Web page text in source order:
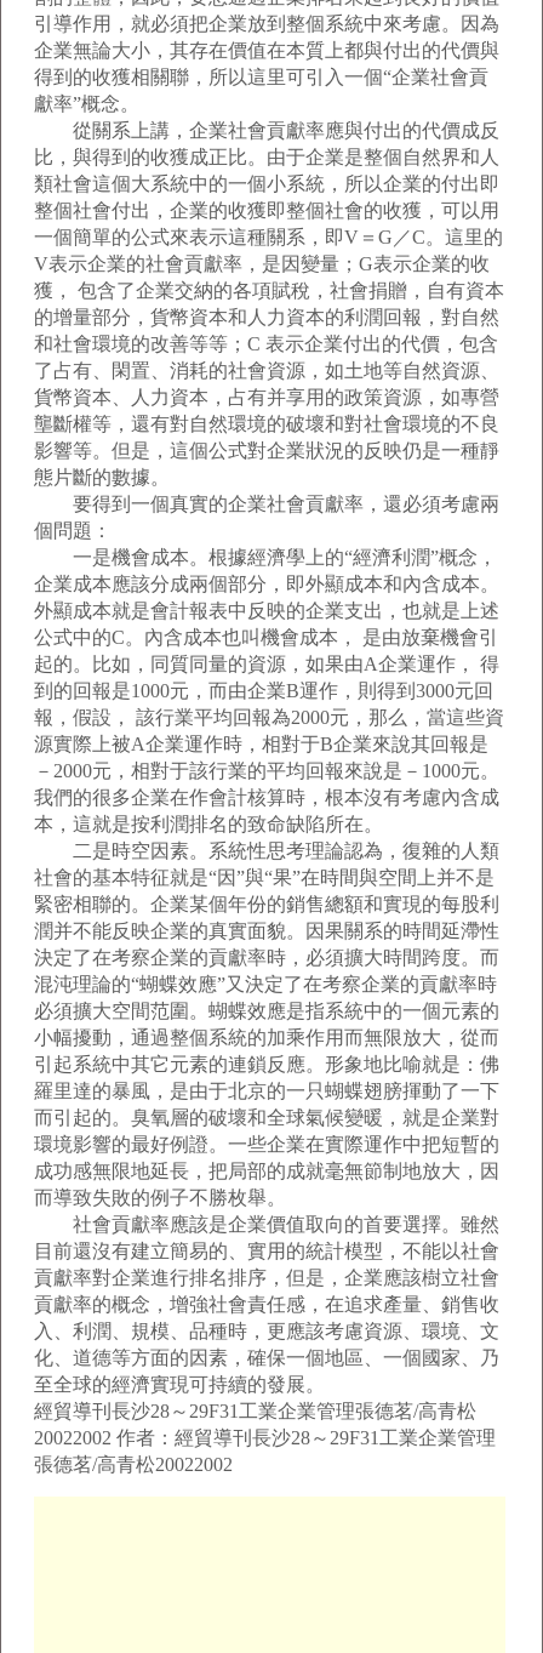
引導作用，就必須把企業放到整個系統中來考慮。因為
企業無論大小，其存在價值在本質上都與付出的代價與
得到的收獲相關聯，所以這里可引入一個“企業社會貢
獻率”概念。
從關系上講，企業社會貢獻率應與付出的代價成反
比，與得到的收獲成正比。由于企業是整個自然界和人
類社會這個大系統中的一個小系統，所以企業的付出即
整個社會付出，企業的收獲即整個社會的收獲，可以用
一個簡單的公式來表示這種關系，即V＝G／C。這里的
V表示企業的社會貢獻率，是因變量；G表示企業的收
獲， 包含了企業交納的各項賦稅，社會捐贈，自有資本
的增量部分，貨幣資本和人力資本的利潤回報，對自然
和社會環境的改善等等；C 表示企業付出的代價，包含
了占有、閑置、消耗的社會資源，如土地等自然資源、
貨幣資本、人力資本，占有并享用的政策資源，如專營
壟斷權等，還有對自然環境的破壞和對社會環境的不良
影響等。但是，這個公式對企業狀況的反映仍是一種靜
態片斷的數據。
要得到一個真實的企業社會貢獻率，還必須考慮兩
個問題：
一是機會成本。根據經濟學上的“經濟利潤”概念，
企業成本應該分成兩個部分，即外顯成本和內含成本。
外顯成本就是會計報表中反映的企業支出，也就是上述
公式中的C。內含成本也叫機會成本， 是由放棄機會引
起的。比如，同質同量的資源，如果由A企業運作， 得
到的回報是1000元，而由企業B運作，則得到3000元回
報，假設， 該行業平均回報為2000元，那么，當這些資
源實際上被A企業運作時，相對于B企業來說其回報是
－2000元，相對于該行業的平均回報來說是－1000元。
我們的很多企業在作會計核算時，根本沒有考慮內含成
本，這就是按利潤排名的致命缺陷所在。
二是時空因素。系統性思考理論認為，復雜的人類
社會的基本特征就是“因”與“果”在時間與空間上并不是
緊密相聯的。企業某個年份的銷售總額和實現的每股利
潤并不能反映企業的真實面貌。因果關系的時間延滯性
決定了在考察企業的貢獻率時，必須擴大時間跨度。而
混沌理論的“蝴蝶效應”又決定了在考察企業的貢獻率時
必須擴大空間范圍。蝴蝶效應是指系統中的一個元素的
小幅擾動，通過整個系統的加乘作用而無限放大，從而
引起系統中其它元素的連鎖反應。形象地比喻就是：佛
羅里達的暴風，是由于北京的一只蝴蝶翅膀揮動了一下
而引起的。臭氧層的破壞和全球氣候變暖，就是企業對
環境影響的最好例證。一些企業在實際運作中把短暫的
成功感無限地延長，把局部的成就毫無節制地放大，因
而導致失敗的例子不勝枚舉。
社會貢獻率應該是企業價值取向的首要選擇。雖然
目前還沒有建立簡易的、實用的統計模型，不能以社會
貢獻率對企業進行排名排序，但是，企業應該樹立社會
貢獻率的概念，增強社會責任感，在追求產量、銷售收
入、利潤、規模、品種時，更應該考慮資源、環境、文
化、道德等方面的因素，確保一個地區、一個國家、乃
至全球的經濟實現可持續的發展。
經貿導刊長沙28～29F31工業企業管理張德茗/高青松
20022002 作者：經貿導刊長沙28～29F31工業企業管理
張德茗/高青松20022002